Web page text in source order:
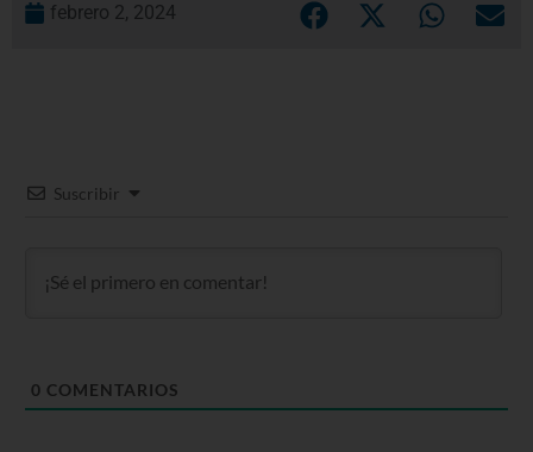
febrero 2, 2024
Suscribir
0 COMENTARIOS